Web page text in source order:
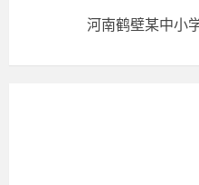
河南鹤壁某中小